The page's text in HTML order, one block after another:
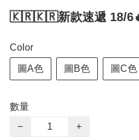
🇰🇷🇰🇷新款速遞 18/
Color
圖A色 圖B色 圖C色
數量
−
+